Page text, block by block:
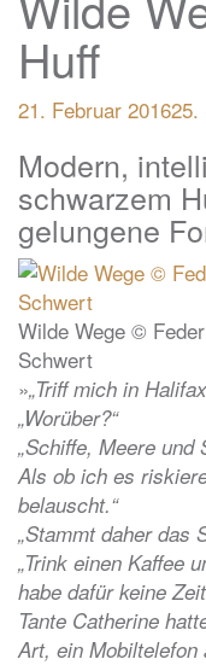
Huff
21. Februar 201625.
Modern,
schwarzem
gelungene
Wilde Wege ©
Schwert
»„Triff mich in
„Worüber?“
„Schiffe, Meere und
Als ob ich es
belauscht.“
„Stammt daher das
„Trink einen Kaffee
habe dafür keine
Tante Catherine
Art, ein